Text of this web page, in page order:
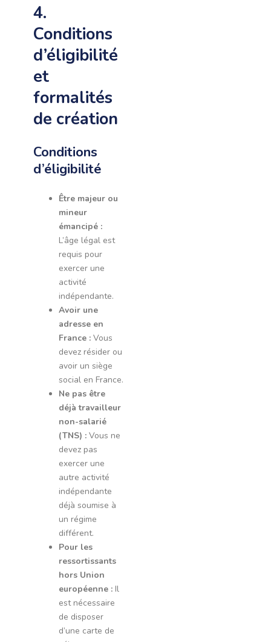
4.
Conditions
d’éligibilité
et
formalités
de création
Conditions
d’éligibilité
Être majeur ou
mineur
émancipé :
L’âge légal est
requis pour
exercer une
activité
indépendante.
Avoir une
adresse en
France :Vous
devez résider ou
avoir un siège
social en France.
Ne pas être
déjà travailleur
non-salarié
(TNS) :Vous ne
devez pas
exercer une
autre activité
indépendante
déjà soumise à
un régime
différent.
Pour les
ressortissants
hors Union
européenne :Il
est nécessaire
de disposer
d’une carte de